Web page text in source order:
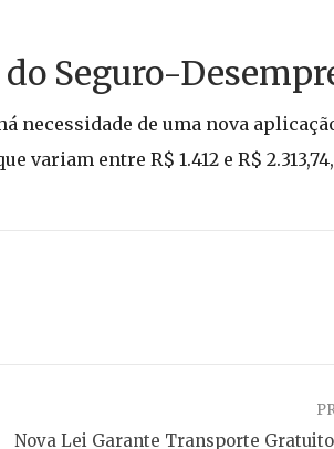
Seguro-
necessidade de uma nova
entre R$ 1.412 e R$
Nova Lei Garante Transporte